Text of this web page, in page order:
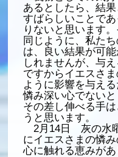
あるとしたら、結果
すばらしいことで
りないと思います。
同じように、私た
は、良い結果が可能
しれませんが、与
ですからイエスさ
ように影響を与え
憐み深い心でないと
その差し伸べる手
うと思います。
2月14日 灰の水
にイエスさまの憐
心に触れる恵みがあ